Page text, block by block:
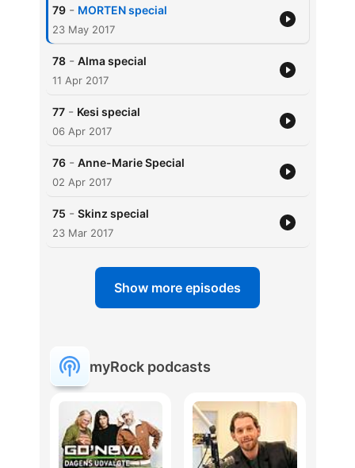
79 - MORTEN special
23 May 2017
78 - Alma special
11 Apr 2017
77 - Kesi special
06 Apr 2017
76 - Anne-Marie Special
02 Apr 2017
75 - Skinz special
23 Mar 2017
Show more episodes
myRock podcasts